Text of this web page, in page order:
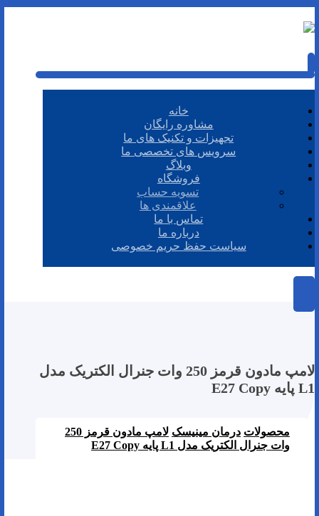
خانه
مشاوره رایگان
تجهیزات و تکنیک های ما
سرویس های تخصصی ما
وبلاگ
فروشگاه
تسویه حساب
علاقمندی ها
تماس با ما
درباره ما
سیاست حفظ حریم خصوصی
لامپ مادون قرمز 250 وات جنرال الکتریک مدل
L1 پایه E27 Copy
محصولات درمان مینیسک
لامپ مادون قرمز 250
وات جنرال الکتریک مدل L1 پایه E27 Copy